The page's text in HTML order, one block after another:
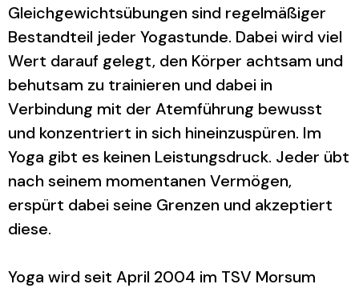
Gleichgewichtsübungen sind regelmäßiger
Bestandteil jeder Yogastunde. Dabei wird viel
Wert darauf gelegt, den Körper achtsam und
behutsam zu trainieren und dabei in
Verbindung mit der Atemführung bewusst
und konzentriert in sich hineinzuspüren. Im
Yoga gibt es keinen Leistungsdruck. Jeder übt
nach seinem momentanen Vermögen,
erspürt dabei seine Grenzen und akzeptiert
diese.
Yoga wird seit April 2004 im TSV Morsum